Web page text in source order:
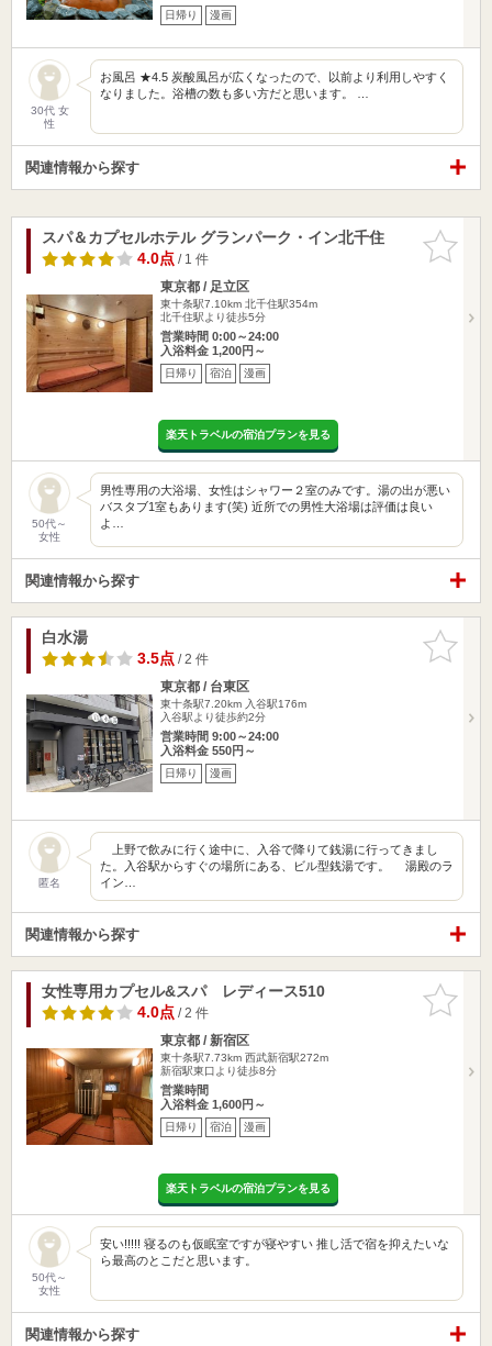
日帰り 漫画
30代 女
性
お風呂 ★4.5 炭酸風呂が広くなったので、以前より利用しやすく
なりました。浴槽の数も多い方だと思います。 …
関連情報から探す
お気に入
りに追加
スパ＆カプセルホテル グランパーク・イン北千住
4.0点/ 1 件
東京都 / 足立区
東十条駅7.10km 北千住駅354m
北千住駅より徒歩5分
営業時間 0:00～24:00
入浴料金 1,200円～
日帰り 宿泊 漫画
楽天トラベルの宿泊プランを見る
50代～
女性
男性専用の大浴場、女性はシャワー２室のみです。湯の出が悪い
バスタブ1室もあります(笑) 近所での男性大浴場は評価は良い
よ…
関連情報から探す
お気に入
りに追加
白水湯
3.5点/ 2 件
東京都 / 台東区
東十条駅7.20km 入谷駅176m
入谷駅より徒歩約2分
営業時間 9:00～24:00
入浴料金 550円～
日帰り 漫画
匿名
上野で飲みに行く途中に、入谷で降りて銭湯に行ってきまし
た。入谷駅からすぐの場所にある、ビル型銭湯です。 湯殿のラ
イン…
関連情報から探す
お気に入
りに追加
女性専用カプセル&スパ レディース510
4.0点/ 2 件
東京都 / 新宿区
東十条駅7.73km 西武新宿駅272m
新宿駅東口より徒歩8分
営業時間
入浴料金 1,600円～
日帰り 宿泊 漫画
楽天トラベルの宿泊プランを見る
50代～
女性
安い!!!!! 寝るのも仮眠室ですが寝やすい 推し活で宿を抑えたいな
ら最高のとこだと思います。
関連情報から探す